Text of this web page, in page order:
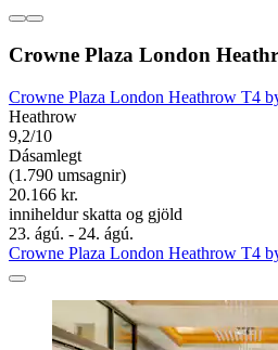
Crowne Plaza London
Crowne Plaza London Heathrow T4
Heathrow
9,2/10
Dásamlegt
(1.790 umsagnir)
20.166 kr.
inniheldur skatta og gjöld
23. ágú. - 24. ágú.
Crowne Plaza London Heathrow T4